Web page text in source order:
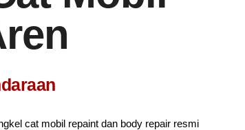
cat mobil repaint dan body repair resmi